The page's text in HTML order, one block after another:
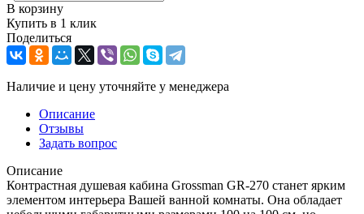
В корзину
Купить в 1 клик
Поделиться
Наличие и цену уточняйте у менеджера
Описание
Отзывы
Задать вопрос
Описание
Контрастная душевая кабина Grossman GR-270 станет ярким
элементом интерьера Вашей ванной комнаты. Она обладает